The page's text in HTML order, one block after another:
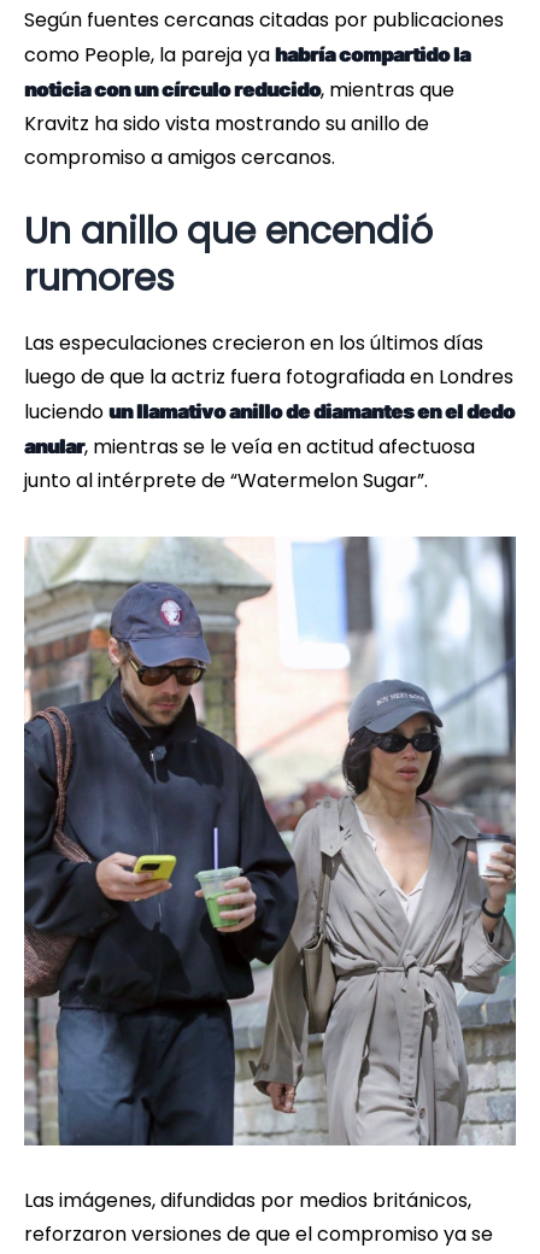
Según fuentes cercanas citadas por publicaciones
como People, la pareja ya habría compartido la
noticia con un círculo reducido, mientras que
Kravitz ha sido vista mostrando su anillo de
compromiso a amigos cercanos.
Un anillo que encendió
rumores
Las especulaciones crecieron en los últimos días
luego de que la actriz fuera fotografiada en Londres
luciendo un llamativo anillo de diamantes en el dedo
anular, mientras se le veía en actitud afectuosa
junto al intérprete de “Watermelon Sugar”.
Las imágenes, difundidas por medios británicos,
reforzaron versiones de que el compromiso ya se